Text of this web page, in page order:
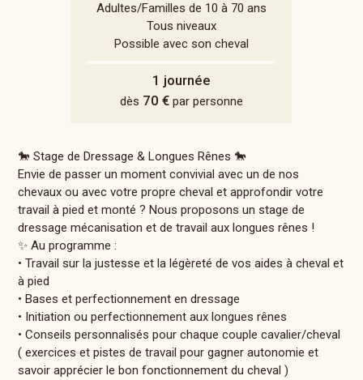
Adultes/Familles de 10 à 70 ans
Tous niveaux
Possible avec son cheval
1 journée
dès 70 €par personne
🐎 Stage de Dressage & Longues Rênes 🐎
Envie de passer un moment convivial avec un de nos
chevaux ou avec votre propre cheval et approfondir votre
travail à pied et monté ? Nous proposons un stage de
dressage mécanisation et de travail aux longues rênes !
✨ Au programme :
• Travail sur la justesse et la légèreté de vos aides à cheval et
à pied
• Bases et perfectionnement en dressage
• Initiation ou perfectionnement aux longues rênes
• Conseils personnalisés pour chaque couple cavalier/cheval
( exercices et pistes de travail pour gagner autonomie et
savoir apprécier le bon fonctionnement du cheval )